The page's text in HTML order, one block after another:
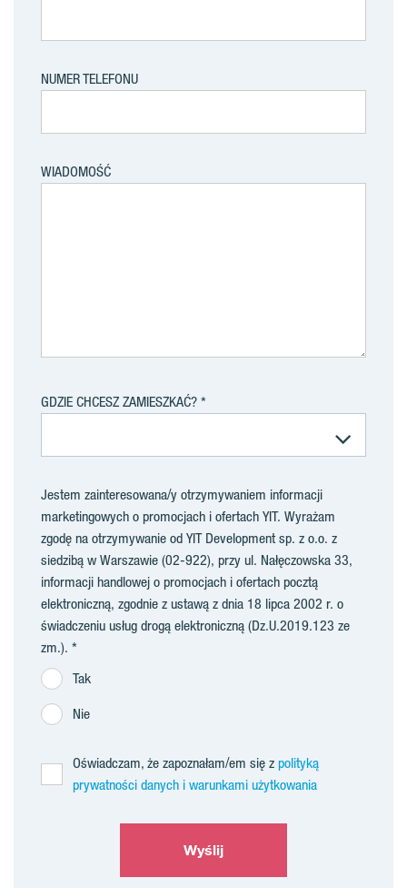
NUMER TELEFONU
WIADOMOŚĆ
GDZIE CHCESZ ZAMIESZKAĆ?
Jestem zainteresowana/y otrzymywaniem informacji
marketingowych o promocjach i ofertach YIT. Wyrażam
zgodę na otrzymywanie od YIT Development sp. z o.o. z
siedzibą w Warszawie (02-922), przy ul. Nałęczowska 33,
informacji handlowej o promocjach i ofertach pocztą
elektroniczną, zgodnie z ustawą z dnia 18 lipca 2002 r. o
świadczeniu usług drogą elektroniczną (Dz.U.2019.123 ze
zm.).
Tak
Nie
Oświadczam, że zapoznałam/em się z polityką
prywatności danych i warunkami użytkowania
Wyślij